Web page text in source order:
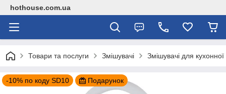
hothouse.com.ua
Товари та послуги Змішувачі Змішувачі для
-10% по коду SD10 Подарунок